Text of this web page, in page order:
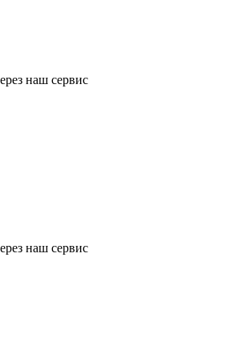
наш сервис
наш сервис